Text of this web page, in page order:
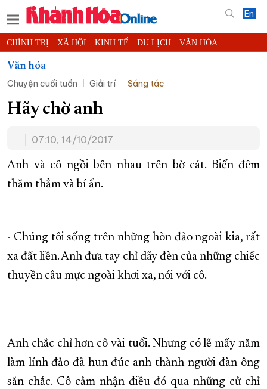
En
CHÍNH TRỊ XÃ HỘI KINH TẾ DU LỊCH VĂN HÓA
THỂ THAO
KHOA HỌC - CÔNG NGHỆ PHÁP LUẬT
THẾ GIỚI MULTIMEDIA
QUY HOẠCH TỈNH KHÁNH HÒA
TRƯỜNG SA BIỂN ĐẢO QUÊ HƯƠNG
CHUNG TAY CẢI CÁCH HÀNH CHÍNH
KỶ NIỆM 370 NĂM XÂY DỰNG VÀ PHÁT TRIỂN TỈNH KHÁNH HÒA
Văn hóa
Chuyện cuối tuần
Giải trí Sáng tác
Hãy chờ anh
07:10, 14/10/2017
Anh và cô ngồi bên nhau trên bờ cát. Biển đêm
thăm thẳm và bí ẩn.
- Chúng tôi sống trên những hòn đảo ngoài kia, rất
xa đất liền. Anh đưa tay chỉ dãy đèn của những chiếc
thuyền câu mực ngoài khơi xa, nói với cô.
Anh chắc chỉ hơn cô vài tuổi. Nhưng có lẽ mấy năm
làm lính đảo đã hun đúc anh thành người đàn ông
săn chắc. Cô cảm nhận điều đó qua những cử chỉ